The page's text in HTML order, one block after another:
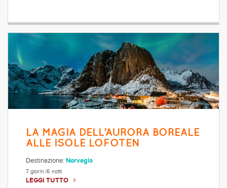
LA MAGIA DELL’AURORA BOREALE
ALLE ISOLE LOFOTEN
Destinazione: Norvegia
7 giorni /6 notti
LEGGI TUTTO